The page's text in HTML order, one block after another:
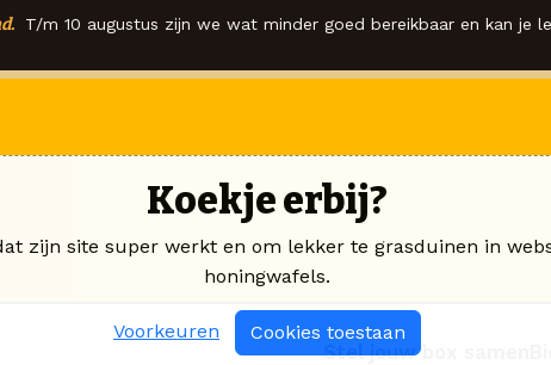
T/m 10 augustus zijn we wat minder goed bereikbaar en kan je
Stel jouw box samen
Koekje erbij?
zijn site super werkt en om lekker te grasduinen in
honingwafels.
Voorkeuren Cookies toestaan